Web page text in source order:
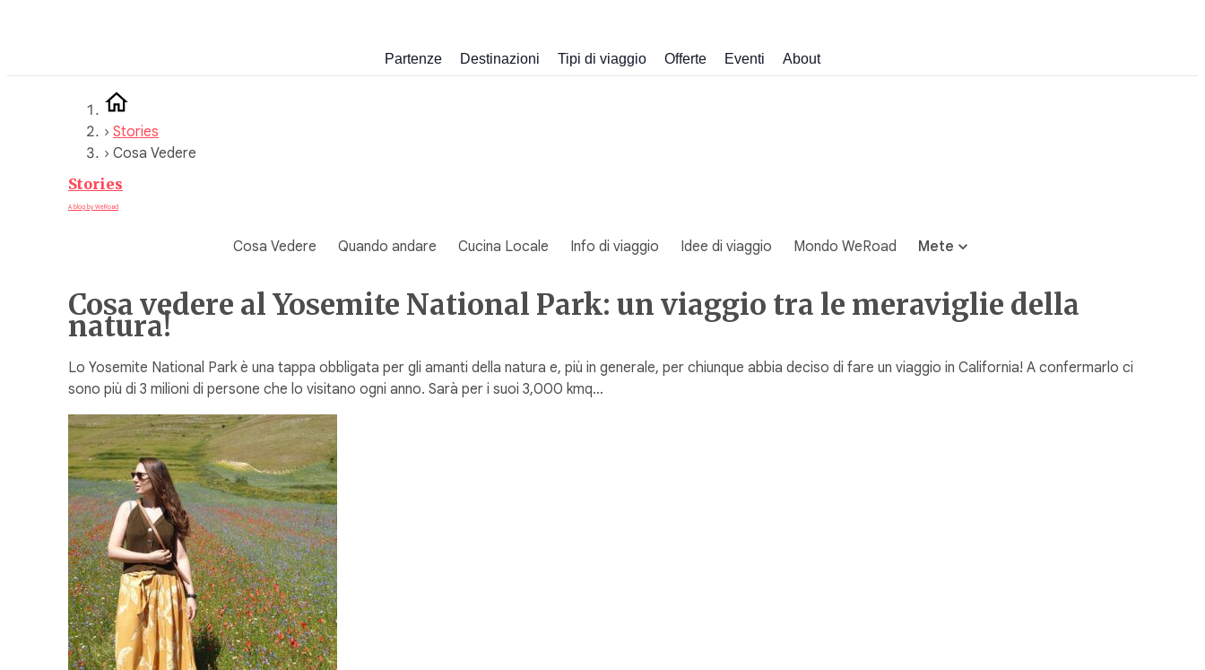
Partenze Destinazioni Tipi di viaggio Offerte Eventi About
› Stories
› Cosa Vedere
Stories
A blog by WeRoad
Cosa Vedere Quando andare Cucina Locale Info di viaggio Idee di viaggio Mondo WeRoad Mete
Cosa vedere al Yosemite National Park: un viaggio tra le meraviglie della
natura!
Lo Yosemite National Park è una tappa obbligata per gli amanti della natura e, più in generale, per chiunque abbia deciso di fare un viaggio in California! A confermarlo ci
sono più di 3 milioni di persone che lo visitano ogni anno. Sarà per i suoi 3,000 kmq…